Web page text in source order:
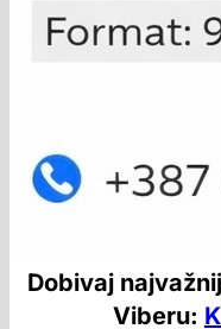
Dobivaj
Viberu: